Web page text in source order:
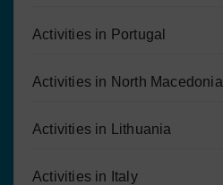
Activities in Portugal
Activities in North Macedonia
Activities in Lithuania
Activities in Italy